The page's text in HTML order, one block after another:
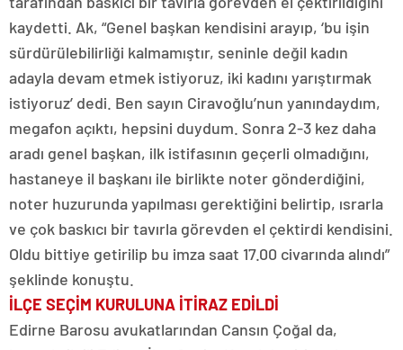
kaydetti. Ak, “Genel başkan kendisini arayıp, ‘bu işin
sürdürülebilirliği kalmamıştır, seninle değil kadın
adayla devam etmek istiyoruz, iki kadını yarıştırmak
istiyoruz’ dedi. Ben sayın Ciravoğlu’nun yanındaydım,
megafon açıktı, hepsini duydum. Sonra 2-3 kez daha
aradı genel başkan, ilk istifasının geçerli olmadığını,
hastaneye il başkanı ile birlikte noter gönderdiğini,
noter huzurunda yapılması gerektiğini belirtip, ısrarla
ve çok baskıcı bir tavırla görevden el çektirdi kendisini.
Oldu bittiye getirilip bu imza saat 17.00 civarında alındı”
şeklinde konuştu.
İLÇE SEÇİM KURULUNA İTİRAZ EDİLDİ
Edirne Barosu avukatlarından Cansın Çoğal da,